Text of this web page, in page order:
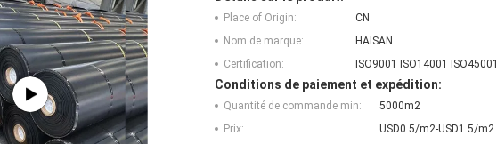
Place of Origin:
CN
Nom de marque:
HAISAN
Certification:
ISO9001 ISO14001 ISO45001
Conditions de paiement et expédition:
Quantité de commande min:
5000m2
Prix:
USD0.5/m2-USD1.5/m2